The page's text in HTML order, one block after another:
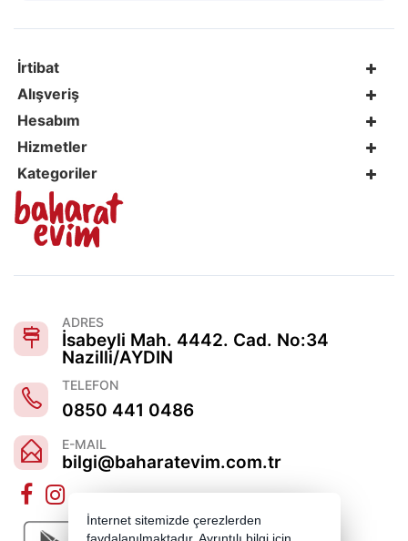
İrtibat
Alışveriş
Hesabım
Hizmetler
Kategoriler
ADRES
İsabeyli Mah. 4442. Cad. No:34
Nazilli/AYDIN
TELEFON
0850 441 0486
E-MAIL
bilgi@baharatevim.com.tr
İnternet sitemizde çerezlerden